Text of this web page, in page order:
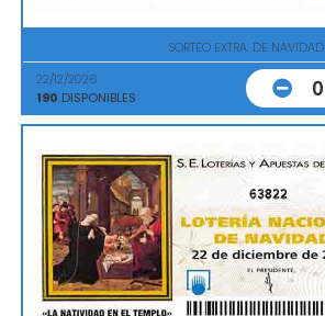
SORTEO EXTRA. DE NAVIDAD
22/12/2026
190 DISPONIBLES 0
63822